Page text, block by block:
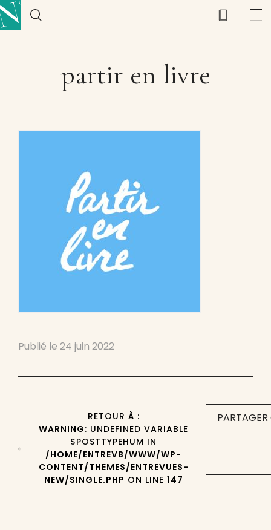
partir en livre
Publié le 24 juin 2022
RETOUR À :
WARNING: UNDEFINED VARIABLE
$POSTTYPEHUM IN
/HOME/ENTREVB/WWW/WP-
CONTENT/THEMES/ENTREVUES-
NEW/SINGLE.PHP ON LINE 147